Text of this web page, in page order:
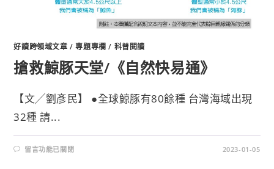
好讀跨領域文章 /專題專欄 / 科普閱讀
搶救鯨豚天堂/《自然快易通》
【文╱劉彥民】 ●全球鯨豚有80餘種 台灣海域出現
32種 請...
留言功能已關閉 2023-01-05